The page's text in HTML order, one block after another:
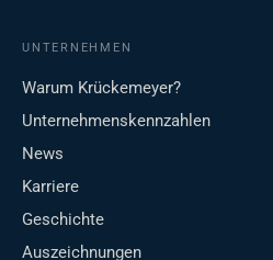
UNTERNEHMEN
Warum Krückemeyer?
Unternehmenskennzahlen
News
Karriere
Geschichte
Auszeichnungen